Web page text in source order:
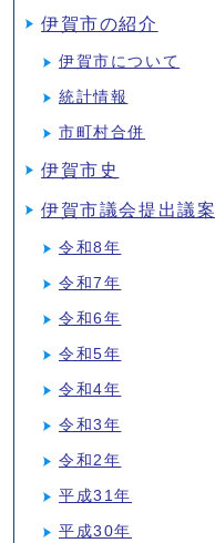
伊賀市の紹介
伊賀市について
統計情報
市町村合併
伊賀市史
伊賀市議会提出議案
令和8年
令和7年
令和6年
令和5年
令和4年
令和3年
令和2年
平成31年
平成30年